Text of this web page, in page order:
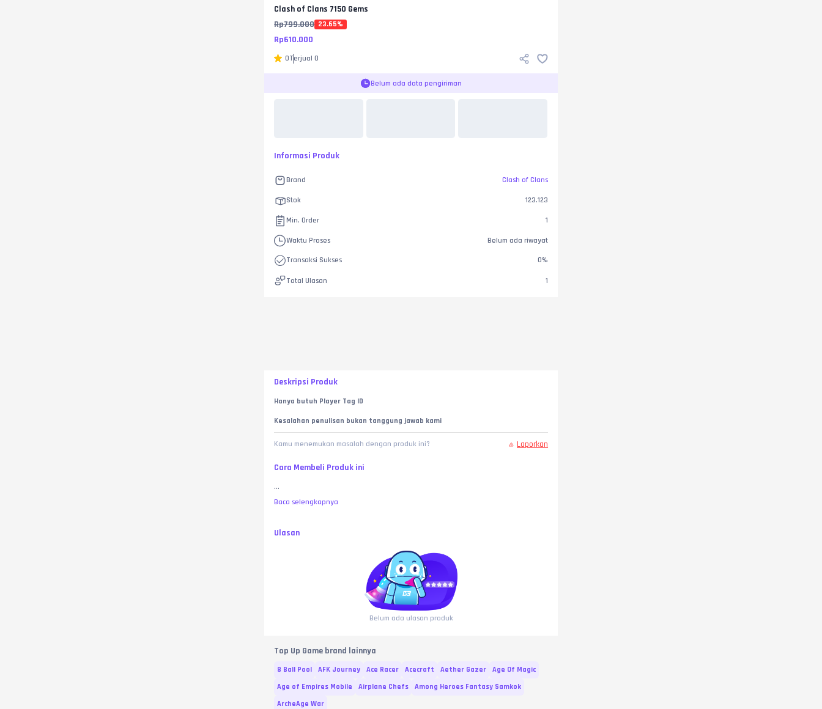
Clash of Clans 7150 Gems
Rp799.000 23.65%
Rp610.000
0Terjual 0
Belum ada data pengiriman
Informasi Produk
Brand Clash of Clans
Stok 123.123
Min. Order 1
Waktu Proses Belum ada riwayat
Transaksi Sukses 0%
Total Ulasan 1
Deskripsi Produk
Hanya butuh Player Tag ID
Kesalahan penulisan bukan tanggung jawab kami
Kamu menemukan masalah dengan produk ini? Laporkan
Cara Membeli Produk ini
...
Baca selengkapnya
Ulasan
Belum ada ulasan produk
Top Up Game brand lainnya
8 Ball Pool AFK Journey Ace Racer Acecraft Aether Gazer
Age Of Magic
Age of Empires Mobile
Airplane Chefs
Among Heroes Fantasy Samkok
ArcheAge War